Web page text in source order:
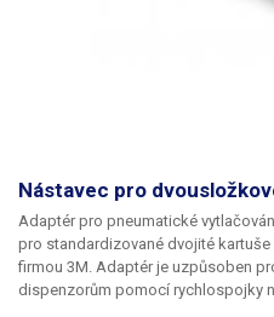
Nástavec pro
Adaptér pro pneumatické
pro standardizované dvojité
firmou 3M. Adaptér je uzpůsoben
dispenzorům pomocí rychlospojky